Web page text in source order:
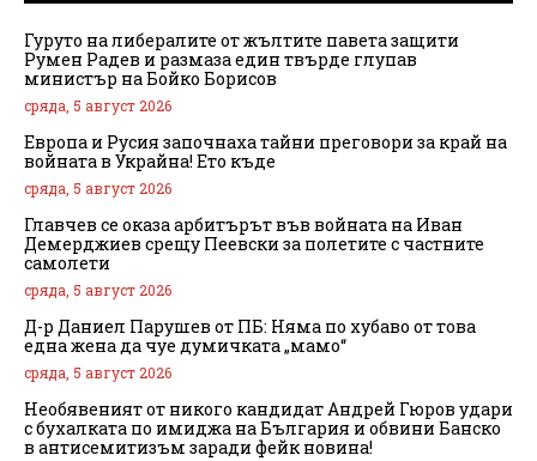
Гуруто на либералите от жълтите павета защити
Румен Радев и размаза един твърде глупав
министър на Бойко Борисов
сряда, 5 август 2026
Европа и Русия започнаха тайни преговори за край на
войната в Украйна! Ето къде
сряда, 5 август 2026
Главчев се оказа арбитърът във войната на Иван
Демерджиев срещу Пеевски за полетите с частните
самолети
сряда, 5 август 2026
Д-р Даниел Парушев от ПБ: Няма по хубаво от това
една жена да чуе думичката „мамо“
сряда, 5 август 2026
Необявеният от никого кандидат Андрей Гюров удари
с бухалката по имиджа на България и обвини Банско
в антисемитизъм заради фейк новина!